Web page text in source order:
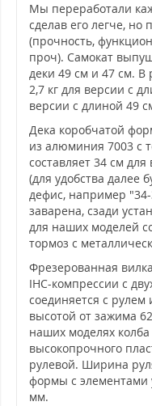
Мы переработали
сделав его легче, но
(прочность,
проч). Самокат
деки 49 см и 47 см. В
2,7 кг для версии с
версии с длиной 49
Дека коробчатой
из алюминия 7003 с
составляет 34 см
(для удобства далее
дефис, например
заварена, сзади
для наших моделей
тормоз с
Фрезерованная
IHC-компрессии с
соединяется с
высотой от зажима
наших моделях
высокопрочного
рулевой. Ширина
формы с элементами
мм.